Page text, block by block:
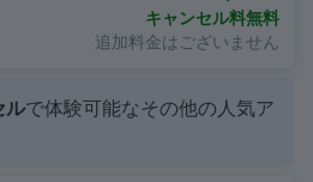
キャンセル料無料
追加料金はございません
ルで体験可能なその他の人気ア